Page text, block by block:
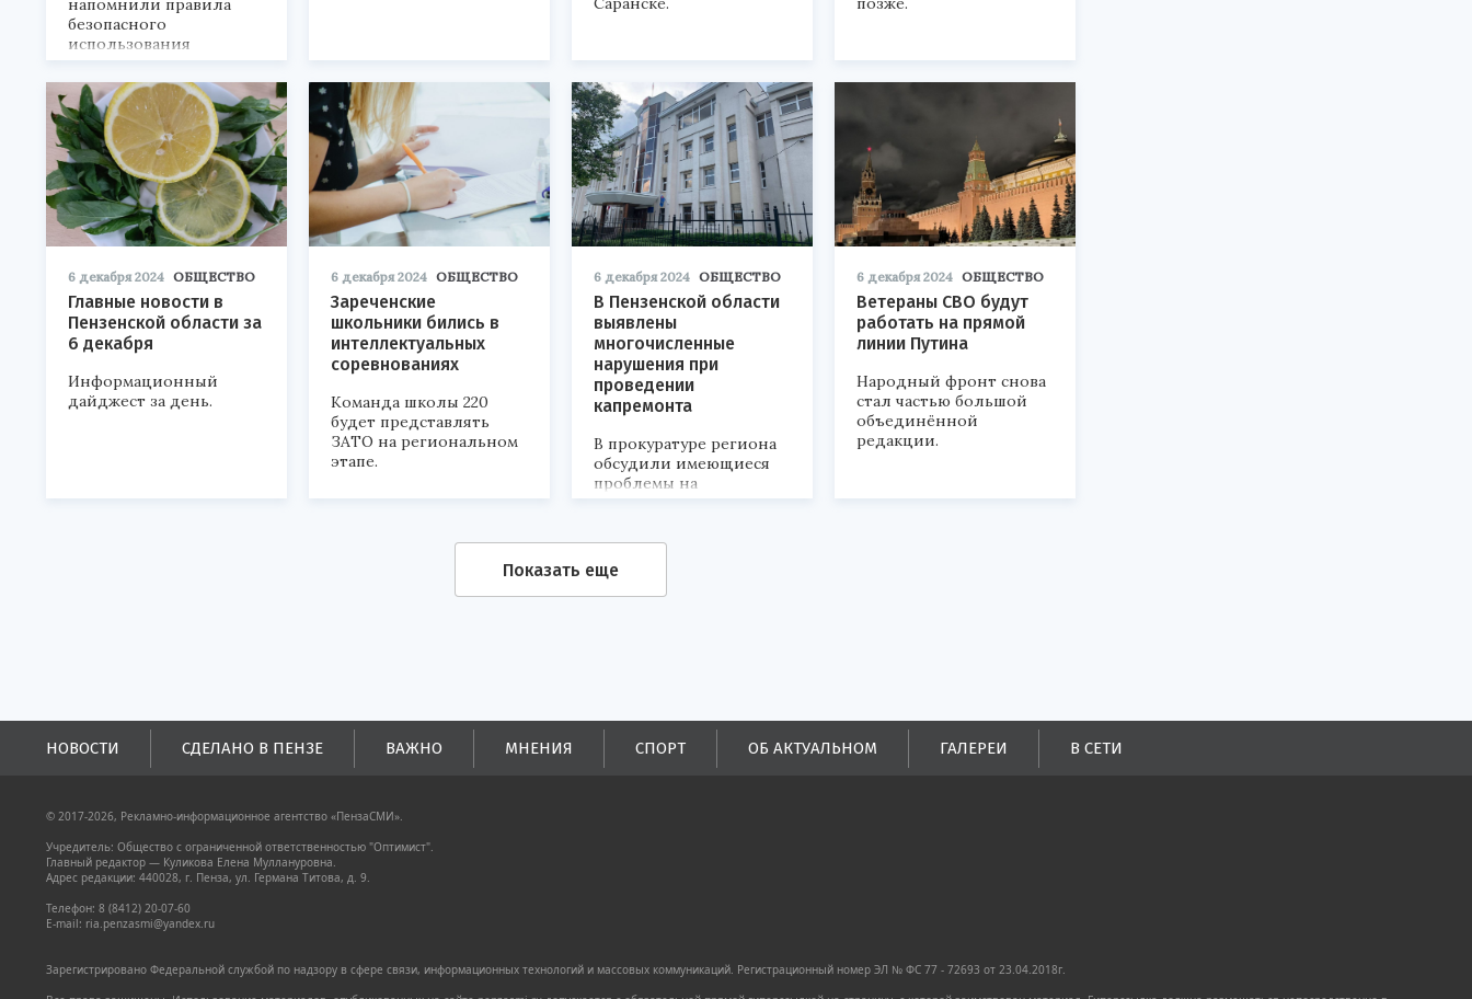
напомнили правила
безопасного
использования
продукта.
6 декабря 2024 ОБЩЕСТВО
Главные новости в
Пензенской области за
6 декабря
Информационный
дайджест за день.
6 декабря 2024 ОБЩЕСТВО
Зареченские
школьники бились в
интеллектуальных
соревнованиях
Команда школы 220
будет представлять
ЗАТО на региональном
этапе.
6 декабря 2024 ОБЩЕСТВО
В Пензенской области
выявлены
многочисленные
нарушения при
проведении
капремонта
В прокуратуре региона
обсудили имеющиеся
проблемы на
межведомственном
6 декабря 2024 ОБЩЕСТВО
Ветераны СВО будут
работать на прямой
линии Путина
Народный фронт снова
стал частью большой
объединённой
редакции.
Показать еще
НОВОСТИ СДЕЛАНО В ПЕНЗЕ ВАЖНО МНЕНИЯ СПОРТ ОБ АКТУАЛЬНОМ ГАЛЕРЕИ В СЕТИ
© 2017-2026, Рекламно-информационное агентство «ПензаСМИ».
Учредитель: Общество с ограниченной ответственностью "Оптимист".
Главный редактор — Куликова Елена Муллануровна.
Адрес редакции: 440028, г. Пенза, ул. Германа Титова, д. 9.
Телефон: 8 (8412) 20-07-60
E-mail: ria.penzasmi@yandex.ru
Зарегистрировано Федеральной службой по надзору в сфере связи, информационных технологий и массовых коммуникаций. Регистрационный номер ЭЛ № ФС 77 - 72693 от 23.04.2018г.